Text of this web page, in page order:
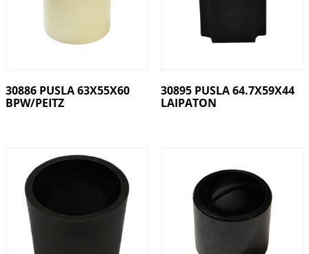
30886 PUSLA 63X55X60
BPW/PEITZ
30895 PUSLA 64.7X59X44
LAIPATON